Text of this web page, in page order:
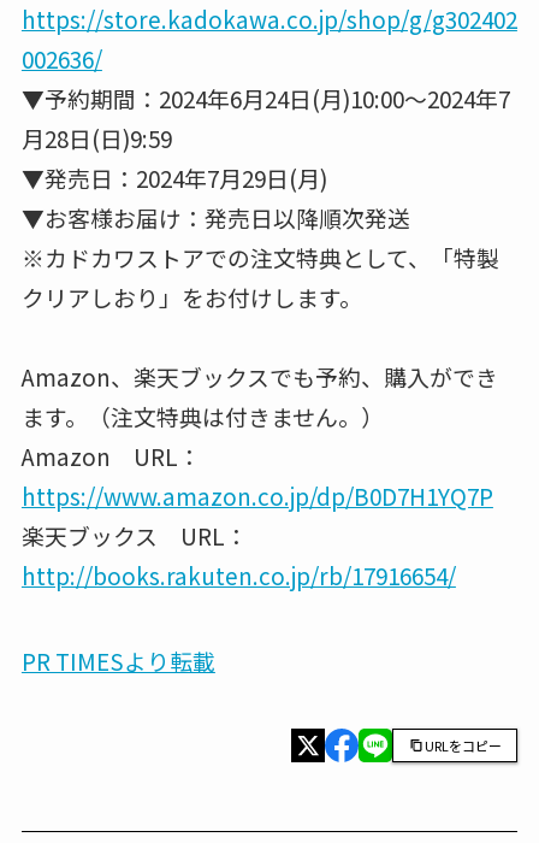
https://store.kadokawa.co.jp/shop/g/g302402
002636/
▼予約期間：2024年6月24日(月)10:00～2024年7
月28日(日)9:59
▼発売日：2024年7月29日(月)
▼お客様お届け：発売日以降順次発送
※カドカワストアでの注文特典として、「特製
クリアしおり」をお付けします。
Amazon、楽天ブックスでも予約、購入ができ
ます。（注文特典は付きません。）
Amazon URL：
https://www.amazon.co.jp/dp/B0D7H1YQ7P
楽天ブックス URL：
http://books.rakuten.co.jp/rb/17916654/
PR TIMESより転載
URLをコピー